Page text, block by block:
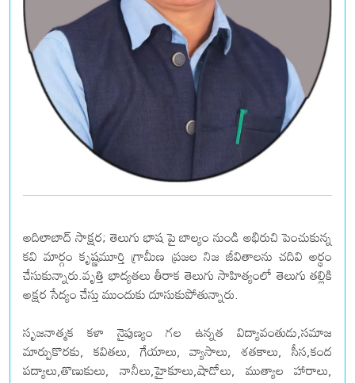
అదిలాబాద్ సాక్షర; తెలుగు భాష పై బాల్యం నుండి అభిరుచి పెంచుకున్న
కవి మార్గం కృష్ణమూర్తి గ్రామీణ ప్రజల ‌నిజ జీవితాలను చదివి అర్థం
చేసుకున్నారు.వృత్తి భాద్యతలు తీరాక తెలుగు సాహిత్యంలో తెలుగు తల్లికి
అక్షర సేద్యం చేస్తు ముందుకు దూసుకుపోతున్నారు.
సృజనాత్మక కళా నైపుణ్యం గల ఉన్నత విద్యావంతుడు,సమాజ
మార్పుకొరకు, కవితలు, గేయాలు, వ్యాసాలు, శతకాలు, సీస,కంద
పద్యాలు,తొణుకులు, నానీలు,హైకూలు,షాడోలు, ముత్యాల హారాలు,